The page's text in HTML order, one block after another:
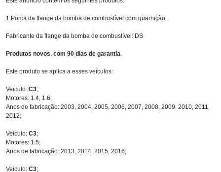
1 Porca da flange da bomba de combustível com guarnição.
Fabricante da flange da bomba de combustível: DS
Produtos novos, com 90 dias de garantia
Este produto se aplica a esses veículos:
Veiculo: C3;
Motores: 1.4, 1.6;
Anos de fabricação: 2003, 2004, 2005, 2006, 2007, 2008, 2009, 2010, 2011,
2012;
Veiculo: C3;
Motores: 1.5;
Anos de fabricação: 2013, 2014, 2015, 2016;
Veiculo: C3;